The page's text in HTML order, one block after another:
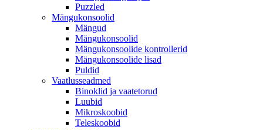
Puzzled
Mängukonsoolid
Mängud
Mängukonsoolid
Mängukonsoolide kontrollerid
Mängukonsoolide lisad
Puldid
Vaatlusseadmed
Binoklid ja vaatetorud
Luubid
Mikroskoobid
Teleskoobid